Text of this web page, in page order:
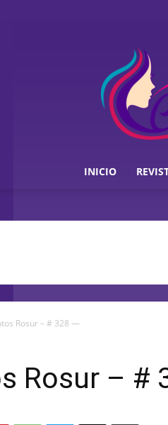
INICIO
Rosur – # 328 —
Rosur – #